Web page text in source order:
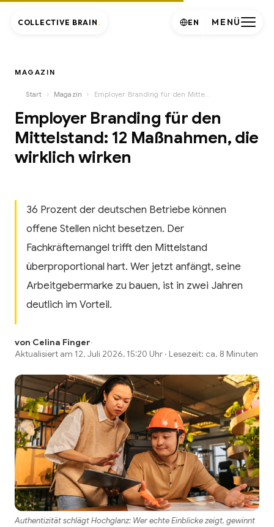
MAGAZIN
Start › Magazin › Employer Branding für den Mittelstand: 12 Maßnahmen, die wirklich wirken
Employer Branding für den
Mittelstand: 12 Maßnahmen, die
wirklich wirken
36 Prozent der deutschen Betriebe können
offene Stellen nicht besetzen. Der
Fachkräftemangel trifft den Mittelstand
überproportional hart. Wer jetzt anfängt, seine
Arbeitgebermarke zu bauen, ist in zwei Jahren
deutlich im Vorteil.
von Celina Finger·
Aktualisiert am 12. Juli 2026, 15:20 Uhr · Lesezeit: ca. 8 Minuten
Authentizität schlägt Hochglanz: Wer echte Einblicke zeigt, gewinnt
COLLECTIVE BRAIN . MENÜ
EN